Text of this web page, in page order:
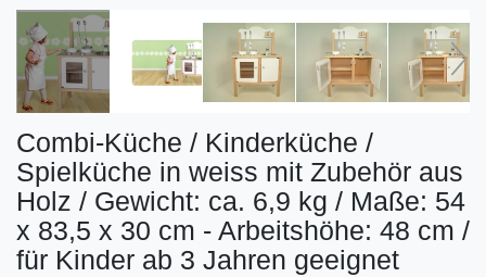
Combi-Küche / Kinderküche /
Spielküche in weiss mit Zubehör aus
Holz / Gewicht: ca. 6,9 kg / Maße: 54
x 83,5 x 30 cm - Arbeitshöhe: 48 cm /
für Kinder ab 3 Jahren geeignet